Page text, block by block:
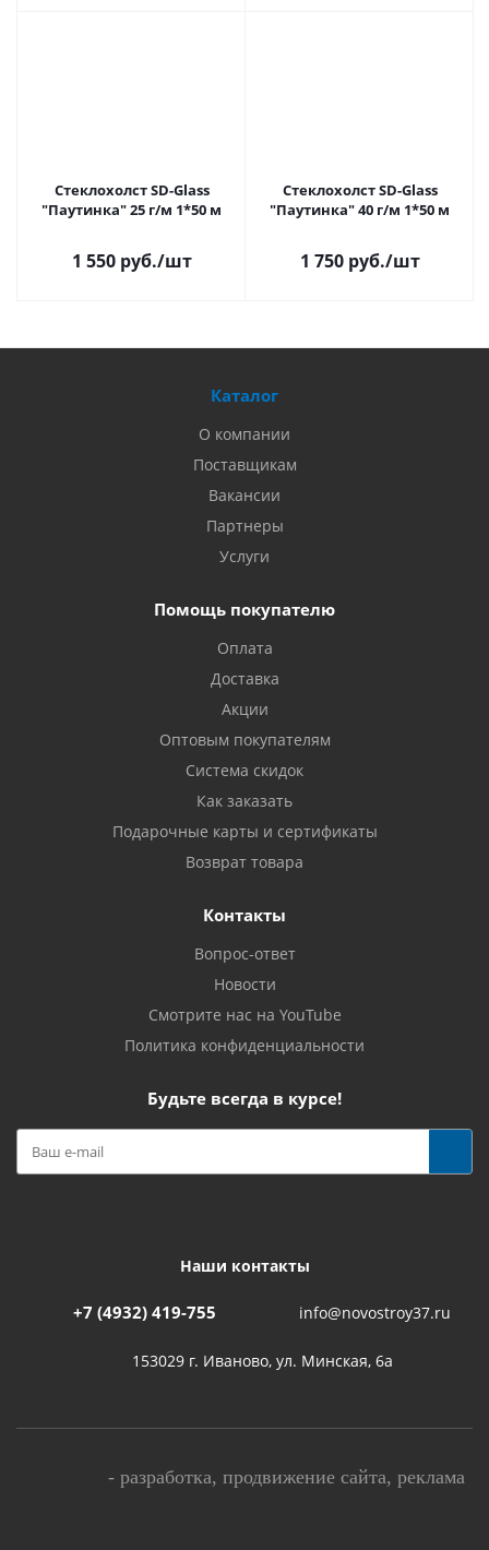
Стеклохолст SD-Glass
"Паутинка" 25 г/м 1*50 м
1 550 руб./шт
Стеклохолст SD-Glass
"Паутинка" 40 г/м 1*50 м
1 750 руб./шт
Каталог
О компании
Поставщикам
Вакансии
Партнеры
Услуги
Помощь покупателю
Оплата
Доставка
Акции
Оптовым покупателям
Система скидок
Как заказать
Подарочные карты и сертификаты
Возврат товара
Контакты
Вопрос-ответ
Новости
Смотрите нас на YouTube
Политика конфиденциальности
Будьте всегда в курсе!
Наши контакты
+7 (4932) 419-755 info@novostroy37.ru
153029 г. Иваново, ул. Минская, 6а
- разработка, продвижение сайта, реклама